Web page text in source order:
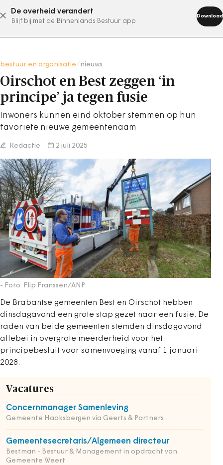
De overheid verandert
Blijf bij met de Binnenlands Bestuur app
Download
abonneer nu
bestuur en organisatie nieuws
Oirschot en Best zeggen ‘in
principe’ ja tegen fusie
Inwoners kunnen eind oktober stemmen op hun
favoriete nieuwe gemeentenaam
Redactie 2 juli 2025
- Foto: Flip Franssen/ANP
De Brabantse gemeenten Best en Oirschot hebben
dinsdagavond een grote stap gezet naar een fusie. De
raden van beide gemeenten stemden dinsdagavond
allebei in overgrote meerderheid voor het
principebesluit voor samenvoeging vanaf 1 januari
2028.
Vacatures
Concernmanager Samenleving
Gemeente Haaksbergen via Geerts & Partners
Gemeentesecretaris/Algemeen directeur
Bestman - Bestuur & Management in opdracht van
Gemeente Weert